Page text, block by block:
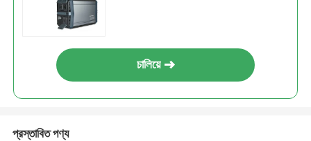
চালিয়ে
প্রস্তাবিত পণ্য